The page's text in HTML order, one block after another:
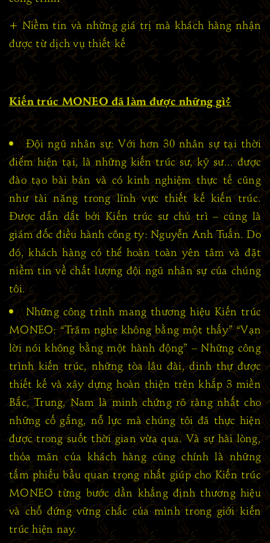
+ Niềm tin và những giá trị mà khách hàng nhận
được từ dịch vụ thiết kế
Kiến trúc MONEO đã làm được những gì?
Đội ngũ nhân sự: Với hơn 30 nhân sự tại thời
điểm hiện tại, là những kiến trúc sư, kỹ sư... được
đào tạo bài bản và có kinh nghiệm thực tế cũng
như tài năng trong lĩnh vực thiết kế kiến trúc.
Được dẫn dắt bởi Kiến trúc sư chủ trì – cũng là
giám đốc điều hành công ty: Nguyễn Anh Tuấn. Do
đó, khách hàng có thể hoàn toàn yên tâm và đặt
niềm tin về chất lượng đội ngũ nhân sự của chúng
tôi.
Những công trình mang thương hiệu Kiến trúc
MONEO: “Trăm nghe không bằng một thấy” “Vạn
lời nói không bằng một hành động” – Những công
trình kiến trúc, những tòa lâu đài, dinh thự được
thiết kế và xây dựng hoàn thiện trên khắp 3 miền
Bắc, Trung, Nam là minh chứng rõ ràng nhất cho
những cố gắng, nỗ lực mà chúng tôi đã thực hiện
được trong suốt thời gian vừa qua. Và sự hài lòng,
thỏa mãn của khách hàng cũng chính là những
tấm phiếu bầu quan trọng nhất giúp cho Kiến trúc
MONEO từng bước dần khẳng định thương hiệu
và chỗ đứng vững chắc của mình trong giới kiến
trúc hiện nay.